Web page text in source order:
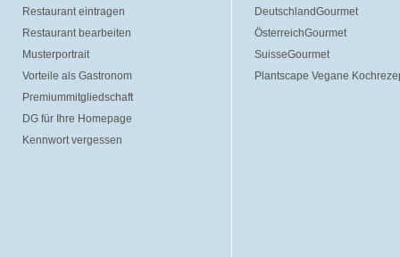
Restaurant eintragen
Restaurant bearbeiten
Musterportrait
Vorteile als Gastronom
Premiummitgliedschaft
DG für Ihre Homepage
Kennwort vergessen
DeutschlandGourmet
ÖsterreichGourmet
SuisseGourmet
Plantscape Vegane